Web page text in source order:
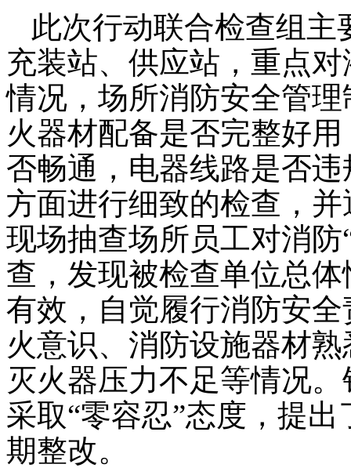
此次行动联合检查组
充装站、供应站，重点
情况，场所消防安全管
火器材配备是否完整好
否畅通，电器线路是否
方面进行细致的检查，
现场抽查场所员工对消
查，发现被检查单位总
有效，自觉履行消防安
火意识、消防设施器材
灭火器压力不足等情况
采取“零容忍”态度，提
期整改。